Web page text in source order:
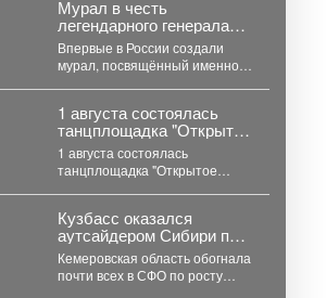
правительства...
Мурал в честь
легендарного генерала
появился на стене
кемеровской многоэтажки
Впервые в России создали
мурал, посвящённый именно
прошло в Кемерове....
1 августа состоялась
танцплощадка "Открытое
небо", и этот вечер стал
подарком для всех, кто
любит музыку, движение
и искренние эмоции.
1 августа состоялась
танцплощадка "Открытое
Кузбасс оказался
аутсайдером Сибири по
ипотечным долгам
Кемеровская область обогнала
почти всех в СФО по росту